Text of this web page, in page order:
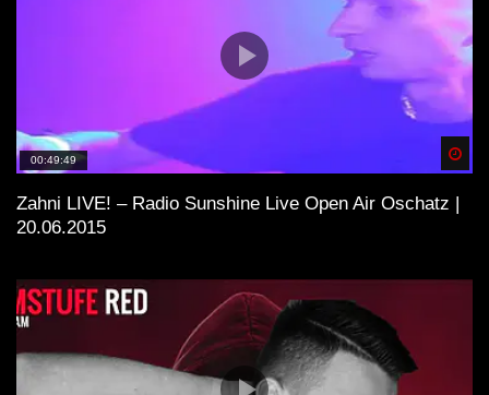
00:49:49
Zahni LIVE! – Radio Sunshine Live Open Air Oschatz |
20.06.2015